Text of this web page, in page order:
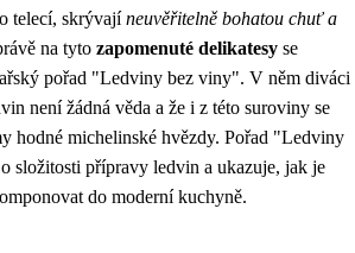
telecí, skrývajíneuvěřitelně bohatou chuť a
na tyto zapomenuté delikatesy se
pořad "Ledviny bez viny". V něm diváci
není žádná věda a že i z této suroviny se
hodné michelinské hvězdy. Pořad "Ledviny
složitosti přípravy ledvin a ukazuje, jak je
do moderní kuchyně.